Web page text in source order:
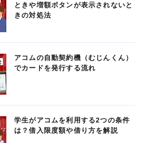
ときや増額ボタンが表示されないと
きの対処法
アコムの自動契約機（むじんくん）
でカードを発行する流れ
学生がアコムを利用する2つの条件
は？借入限度額や借り方を解説